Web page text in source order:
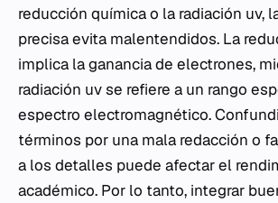
reducción química o la radiación uv,
precisa evita malentendidos. La
implica la ganancia de electrones,
radiación uv se refiere a un rango
espectro electromagnético.
términos por una mala redacción o
a los detalles puede afectar el
académico. Por lo tanto, integrar